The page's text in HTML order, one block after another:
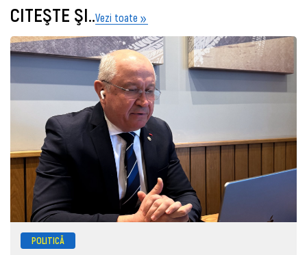
CITEŞTE ŞI..Vezi toate
POLITICĂ